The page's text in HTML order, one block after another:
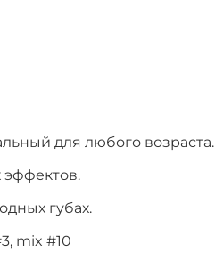
для любого возраста.
эффектов.
губах.
mix #10